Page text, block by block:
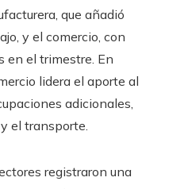
que añadió
y el comercio, con
en el trimestre. En
lidera el aporte al
adicionales,
el transporte.
registraron una